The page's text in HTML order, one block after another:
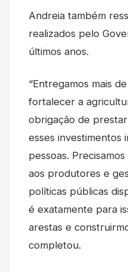
Andreia também
realizados pelo
últimos anos.
“Entregamos mais
fortalecer a
obrigação de
esses investimentos
pessoas.
aos produtores e
políticas públicas
é exatamente para
arestas e
completou.